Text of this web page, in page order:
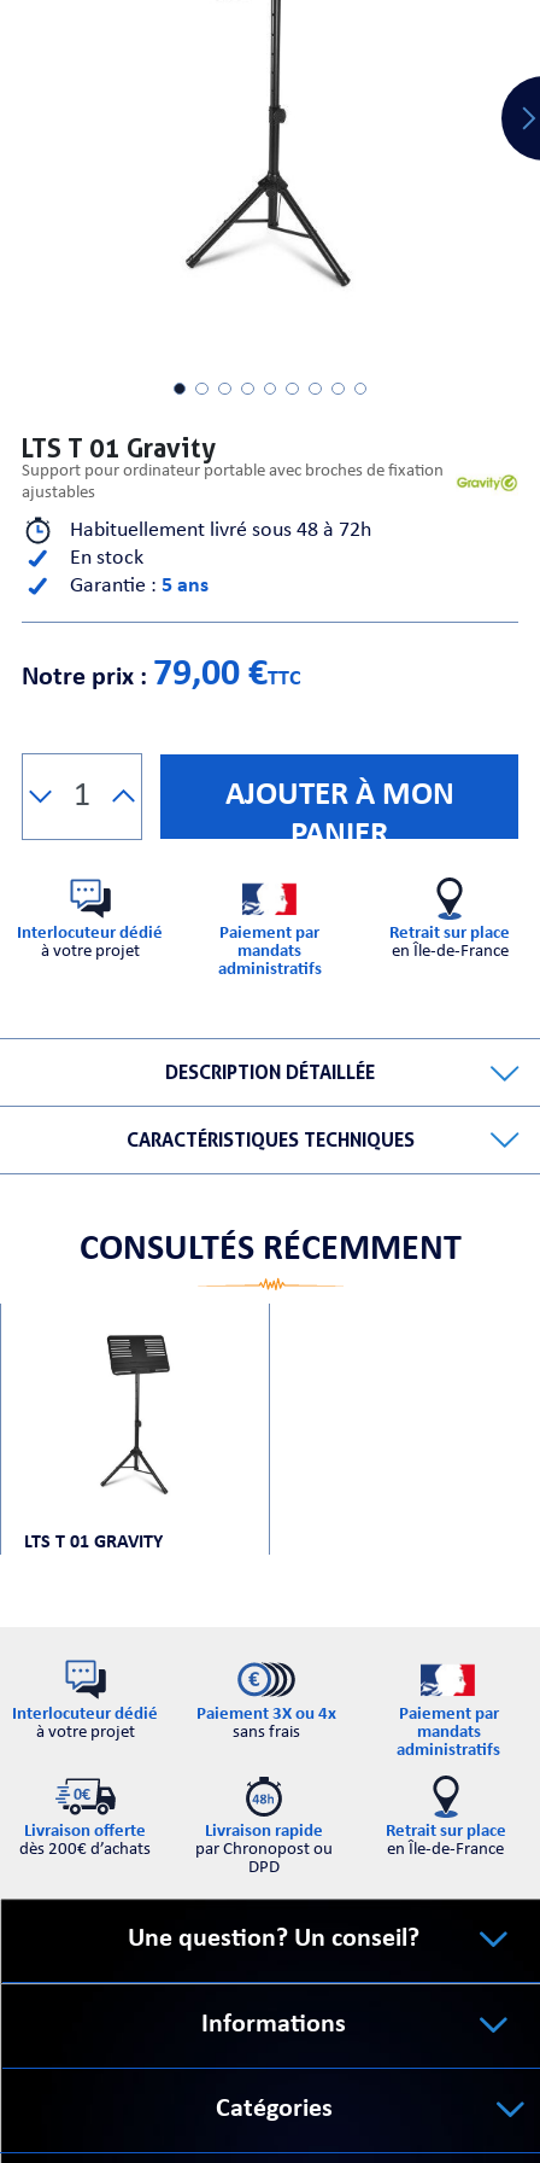
AUDIO
LTS T 01 Gravity
support pour ordinateur portable avec broches de fixation
ajustables
Habituellement livré sous 48 à 72h
En stock
Garantie : 5 ans
Notre prix : 79,00 €TTC
AJOUTER À MON
PANIER
Interlocuteur dédié
à votre projet
Paiement par
mandats
administratifs
Retrait sur place
en Île-de-France
DESCRIPTION DÉTAILLÉE
CARACTÉRISTIQUES TECHNIQUES
CONSULTÉS RÉCEMMENT
LTS T 01 GRAVITY
Interlocuteur dédié
à votre projet
Paiement 3X ou 4x
sans frais
Paiement par
mandats
administratifs
Livraison offerte
dès 200€ d’achats
Livraison rapide
par Chronopost ou
DPD
Retrait sur place
en Île-de-France
Une question? Un conseil?
Informations
Catégories